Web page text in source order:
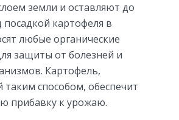
земли и оставляют до
посадкой картофеля в
любые органические
защиты от болезней и
Картофель,
способом, обеспечит
прибавку к урожаю.